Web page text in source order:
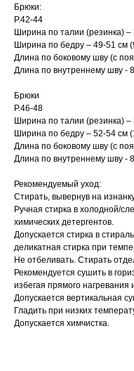
Брюки:
Р.42-44
Ширина по талии (резинка) –
Ширина по бедру – 49-51 см
Длина по боковому шву (с
Длина по внутреннему шву -
Брюки
Р.46-48
Ширина по талии (резинка) –
Ширина по бедру – 52-54 см
Длина по боковому шву (с
Длина по внутреннему шву -
Рекомендуемый уход:
Стирать, вывернув на
Ручная стирка в холодной/
химических детергентов.
Допускается стирка в
деликатная стирка при
Не отбеливать. Стирать
Рекомендуется сушить в
избегая прямого нагревания
Допускается вертикальная
Гладить при низких
Допускается химчистка.